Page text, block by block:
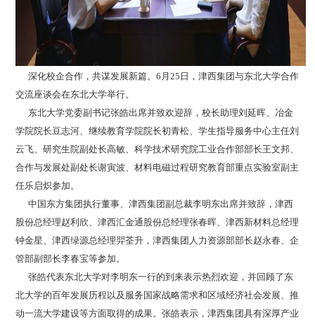
深化校企合作，共谋发展新篇。6月25日，津西集团与东北大学合作
交流座谈会在东北大学举行。
东北大学党委副书记张皓出席并致欢迎辞，校长助理刘延晖、冶金
学院院长豆志河、继续教育学院院长初青松、学生指导服务中心主任刘
云飞、研究生院副处长高敏、科学技术研究院工业合作部部长王文邦、
合作与发展处副处长谢寅波、材料电磁过程研究教育部重点实验室副主
任乐启炽参加。
中国东方集团执行董事、津西集团副总裁李明东出席并致辞，津西
股份总经理赵利欣、津西汇金通股份总经理张春晖、津西新材料总经理
钟金星、津西绿源总经理羿荃升，津西集团人力资源部部长赵永春、企
管部副部长李春宝等参加。
张皓代表东北大学对李明东一行的到来表示热烈欢迎，并回顾了东
北大学的百年发展历程以及服务国家战略需求和区域经济社会发展、推
动一流大学建设等方面取得的成果。张皓表示，津西集团具有深厚产业